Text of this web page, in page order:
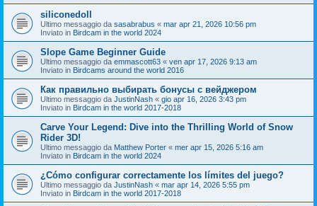
siliconedoll
Ultimo messaggio da sasabrabus « mar apr 21, 2026 10:56 pm
Inviato in Birdcam in the world 2024
Slope Game Beginner Guide
Ultimo messaggio da emmascott63 « ven apr 17, 2026 9:13 am
Inviato in Birdcams around the world 2016
Как правильно выбирать бонусы с вейджером
Ultimo messaggio da JustinNash « gio apr 16, 2026 3:43 pm
Inviato in Birdcam in the world 2017-2018
Carve Your Legend: Dive into the Thrilling World of Snow
Rider 3D!
Ultimo messaggio da Matthew Porter « mer apr 15, 2026 5:16 am
Inviato in Birdcam in the world 2024
¿Cómo configurar correctamente los límites del juego?
Ultimo messaggio da JustinNash « mar apr 14, 2026 5:55 pm
Inviato in Birdcam in the world 2017-2018